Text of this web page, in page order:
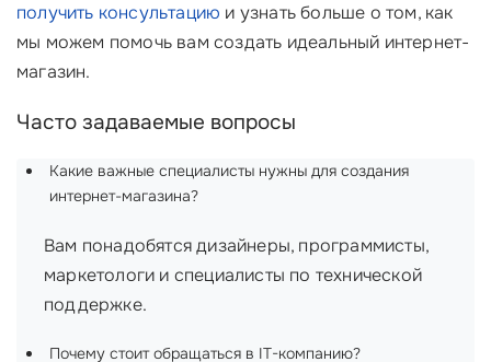
получить консультацию и узнать больше о том, как
мы можем помочь вам создать идеальный интернет-
магазин.
Часто задаваемые вопросы
Какие важные специалисты нужны для создания
интернет-магазина?
Вам понадобятся дизайнеры, программисты,
маркетологи и специалисты по технической
поддержке.
Почему стоит обращаться в IT-компанию?